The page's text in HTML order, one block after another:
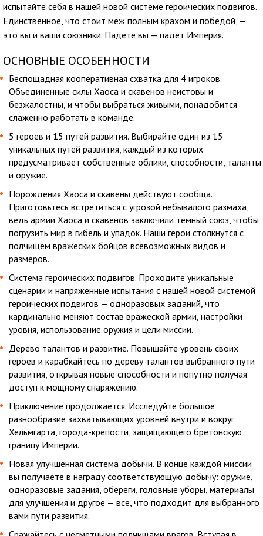
испытайте себя в нашей новой системе героических подвигов.
Единственное, что стоит меж полным крахом и победой, —
это вы и ваши союзники. Падете вы — падет Империя.
ОСНОВНЫЕ ОСОБЕННОСТИ
Беспощадная кооперативная схватка для 4 игроков.
Объединенные силы Хаоса и скавенов неистовы и
безжалостны, и чтобы выбраться живыми, понадобится
слаженно работать в команде.
5 героев и 15 путей развития. Выбирайте один из 15
уникальных путей развития, каждый из которых
предусматривает собственные облики, способности, таланты
и оружие.
Порождения Хаоса и скавены действуют сообща.
Приготовьтесь встретиться с угрозой небывалого размаха,
ведь армии Хаоса и скавенов заключили темный союз, чтобы
погрузить мир в гибель и упадок. Наши герои столкнутся с
полчищем вражеских бойцов всевозможных видов и
размеров.
Система героических подвигов. Проходите уникальные
сценарии и напряженные испытания с нашей новой системой
героических подвигов — одноразовых заданий, что
кардинально меняют состав вражеской армии, настройки
уровня, использование оружия и цели миссии.
Дерево талантов и развитие. Повышайте уровень своих
героев и карабкайтесь по дереву талантов выбранного пути
развития, открывая новые способности и попутно получая
доступ к мощному снаряжению.
Приключение продолжается. Исследуйте большое
разнообразие захватывающих уровней внутри и вокруг
Хельмгарта, города-крепости, защищающего бретонскую
границу Империи.
Новая улучшенная система добычи. В конце каждой миссии
вы получаете в награду соответствующую добычу: оружие,
одноразовые задания, обереги, головные уборы, материалы
для улучшения и другое — все, что подходит для выбранного
вами пути развития.